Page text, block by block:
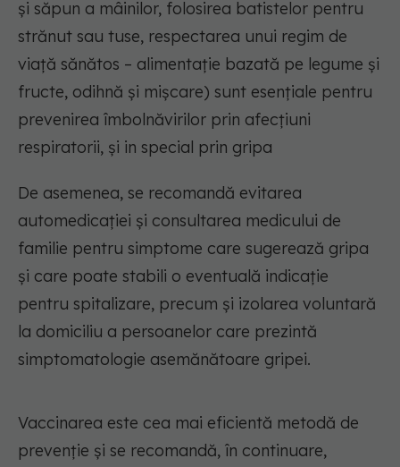
şi săpun a mâinilor, folosirea batistelor pentru
strănut sau tuse, respectarea unui regim de
viaţă sănătos – alimentaţie bazată pe legume şi
fructe, odihnă şi mişcare) sunt esenţiale pentru
prevenirea îmbolnăvirilor prin afecţiuni
respiratorii, şi in special prin gripa
De asemenea, se recomandă evitarea
automedicației și consultarea medicului de
familie pentru simptome care sugerează gripa
și care poate stabili o eventuală indicație
pentru spitalizare, precum și izolarea voluntară
la domiciliu a persoanelor care prezintă
simptomatologie asemănătoare gripei.
Vaccinarea este cea mai eficientă metodă de
prevenție și se recomandă, în continuare,